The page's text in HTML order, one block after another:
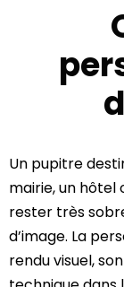
Un pupitre
mairie, un hôtel
rester très
d’image. La
rendu visuel,